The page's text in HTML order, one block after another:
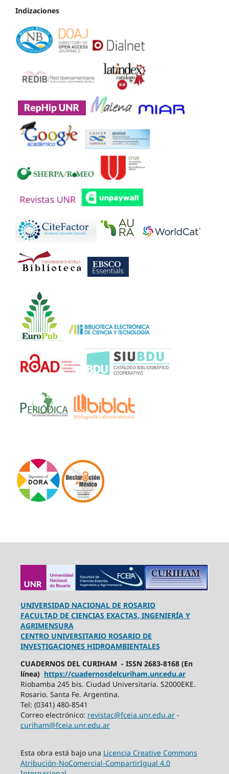
Indizaciones
UNIVERSIDAD NACIONAL DE ROSARIO
FACULTAD DE CIENCIAS EXACTAS, INGENIERÍA Y
AGRIMENSURA
CENTRO UNIVERSITARIO ROSARIO DE
INVESTIGACIONES HIDROAMBIENTALES
CUADERNOS DEL CURIHAM - ISSN 2683-8168 (En
línea) https://cuadernosdelcuriham.unr.edu.ar
Riobamba 245 bis. Ciudad Universitaria. S2000EKE.
Rosario. Santa Fe. Argentina.
Tel: (0341) 480-8541
Correo electrónico: revistac@fceia.unr.edu.ar-
curiham@fceia.unr.edu.ar
Esta obra está bajo una Licencia Creative Commons
Atribución-NoComercial-CompartirIgual 4.0